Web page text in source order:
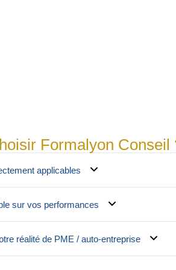
Formalyon Conseil
applicables
sur vos performances
réalité de PME / auto-entreprise